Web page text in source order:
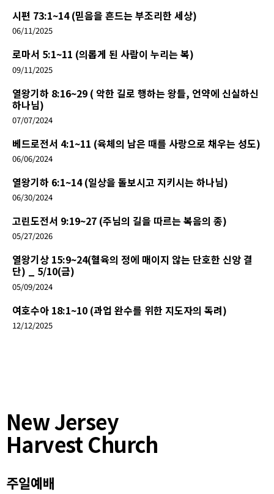
시편 73:1~14 (믿음을 흔드는 부조리한 세상)
06/11/2025
로마서 5:1~11 (의롭게 된 사람이 누리는 복)
09/11/2025
열왕기하 8:16~29 ( 악한 길로 행하는 왕들, 언약에 신실하신
하나님)
07/07/2024
베드로전서 4:1~11 (육체의 남은 때를 사랑으로 채우는 성도)
06/06/2024
열왕기하 6:1~14 (일상을 돌보시고 지키시는 하나님)
06/30/2024
고린도전서 9:19~27 (주님의 길을 따르는 복음의 종)
05/27/2026
열왕기상 15:9~24(혈육의 정에 매이지 않는 단호한 신앙 결
단) _ 5/10(금)
05/09/2024
여호수아 18:1~10 (과업 완수를 위한 지도자의 독려)
12/12/2025
New Jersey
Harvest Church
주일예배